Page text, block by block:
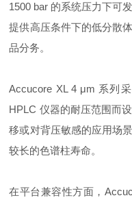
1500 bar 的系统压力下可
提供高压条件下的低分散
品分务。
Accucore XL 4 μm 系列
HPLC 仪器的耐压范围而
移或对背压敏感的应用场
较长的色谱柱寿命。
在平台兼容性方面，